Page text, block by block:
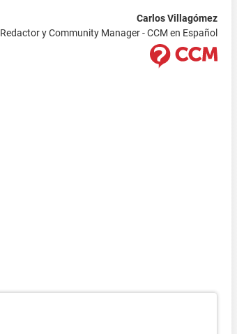
Carlos Villagómez
Redactor y Community Manager - CCM en Español